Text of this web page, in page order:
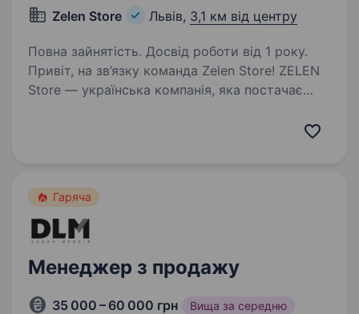
Zelen Store Львів, 3,1 км від центру
Повна зайнятість. Досвід роботи від 1 року.
Привіт, на зв’язку команда Zelen Store! ZELEN
Store — українська компанія, яка постачає
та сучасну техніку для військових, силових
Гаряча
Менеджер з продажу
35 000 – 60 000 грн Вища за середню